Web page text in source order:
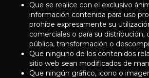
Que se realice con el exclusivo
información contenida para uso
prohíbe expresamente su
comerciales o para su distribución,
pública, transformación o
Que ninguno de los contenidos
sitio web sean modificados de
Que ningún gráfico, icono o